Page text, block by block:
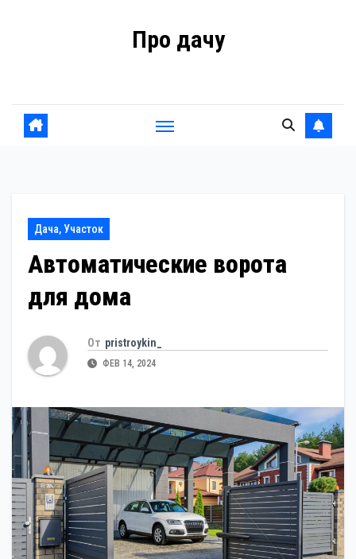
Про дачу
Дача, Участок
Автоматические ворота
для дома
От pristroykin_
ФЕВ 14, 2024